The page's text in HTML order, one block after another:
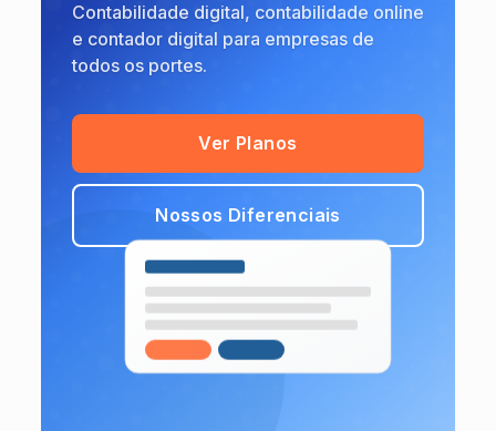
Contabilidade digital, contabilidade online
e contador digital para empresas de
todos os portes.
Ver Planos
Nossos Diferenciais